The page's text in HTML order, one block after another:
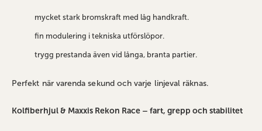
mycket stark bromskraft med låg handkraft.
fin modulering i tekniska utförslöpor.
trygg prestanda även vid långa, branta partier.
Perfekt när varenda sekund och varje linjeval räknas.
Kolfiberhjul & Maxxis Rekon Race – fart, grepp och stabilitet